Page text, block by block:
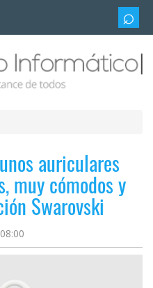
auriculares
muy cómodos y
Swarovski